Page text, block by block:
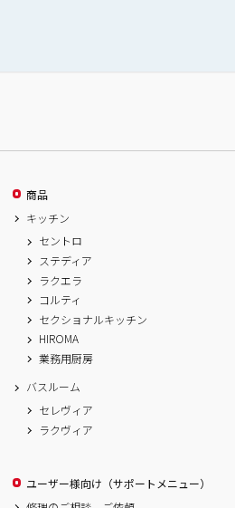
商品
キッチン
セントロ
ステディア
ラクエラ
コルティ
セクショナルキッチン
HIROMA
業務用厨房
バスルーム
セレヴィア
ラクヴィア
ユーザー様向け（サポートメニュー）